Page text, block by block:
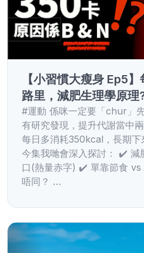
【小習慣大瘦身 Ep5
路里，減肥生理學原理
#運動 係咪一定要「chur」
有研究發現，提升代謝當中
每日多消耗350kcal，長期下
今集我哋會深入探討： ✔️ 減
口(熱量赤字) ✔️ 單靠節食 vs
唔同？ …